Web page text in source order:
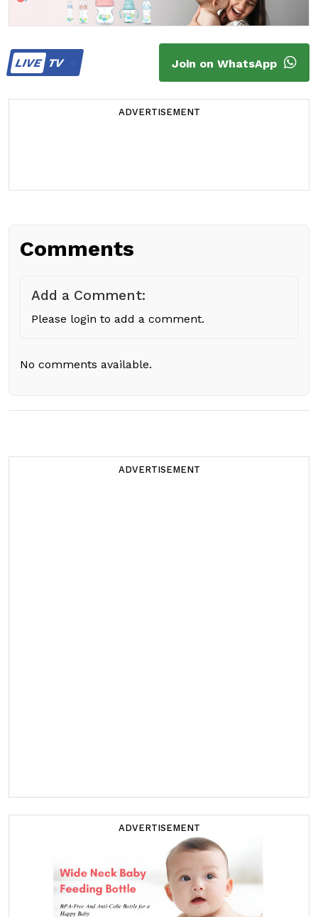
LIVETV Join on WhatsApp
ADVERTISEMENT
Comments
Add a Comment:
Please login to add a comment.
No comments available.
ADVERTISEMENT
ADVERTISEMENT